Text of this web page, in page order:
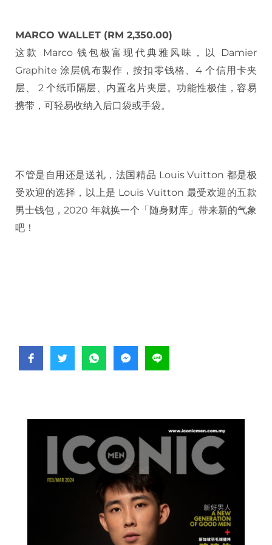
MARCO WALLET (RM 2,350.00)
这款 Marco 钱包极富现代典雅风味，以 Damier
Graphite 涂层帆布製作，按扣零钱格、4 个信用卡夹
层、 2 个纸币隔层、内置名片夹层。功能性极佳，容易
携带，可轻易收纳入后口袋或手袋。
不管是自用还是送礼，法国精品 Louis Vuitton 都是极
受欢迎的选择，以上是 Louis Vuitton 最受欢迎的五款
男士钱包，2020 年就换一个「随身财库」带来新的气象
吧！